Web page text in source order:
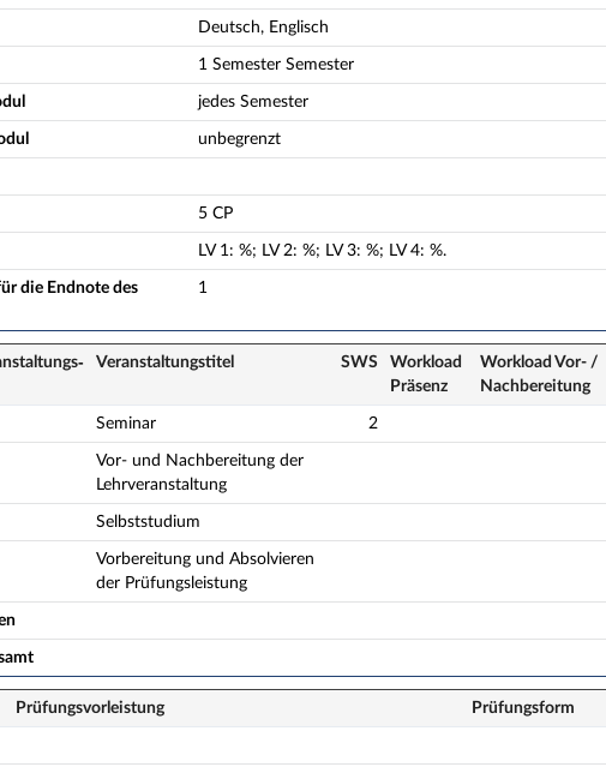
Deutsch, Englisch
1 Semester Semester
jedes Semester
unbegrenzt
5 CP
LV 1: %; LV 2: %; LV 3: %; LV 4: %.
die Endnote des
1
Veranstaltungs­titel SWS
Workload
Präsenz
Workload Vor- /
Nach­bereitung
Seminar 2
Vor- und Nachbereitung der
Lehrveranstaltung
Selbststudium
Vorbereitung und Absolvieren
der Prüfungsleistung
Prüfungsvorleistung Prüfungsform